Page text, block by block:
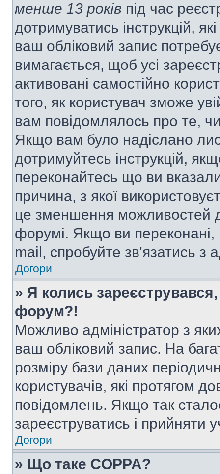
менше 13 років під час
дотримуватись інструкцій,
ваш обліковий запис
вимагається, щоб усі
активовані самостійно
того, як користувач зможе
вам повідомлялось про те,
Якщо вам було надіслано
дотримуйтесь інструкцій,
переконайтесь що ви
причина, з якої
це зменшення можливостей
форумі. Якщо ви
mail, спробуйте зв'язатись з
Догори
» Я колись
форум?!
Можливо адміністратор з
ваш обліковий запис. На
розміру бази даних
користувачів, які протягом
повідомлень. Якщо так
зареєструватись і прийняти
Догори
» Що таке COPPA?